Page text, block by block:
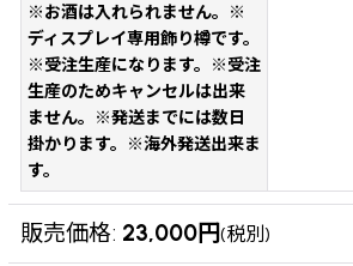
※お酒は入れられません。※
ディスプレイ専用飾り樽です。
※受注生産になります。※受注
生産のためキャンセルは出来
ません。※発送までには数日
掛かります。※海外発送出来ま
す。
販売価格: 23,000円(税別)